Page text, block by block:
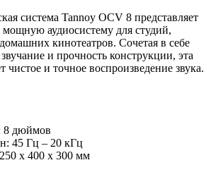
система Tannoy OCV 8 представляет
аудиосистему для студий,
кинотеатров. Сочетая в себе
и прочность конструкции, эта
чистое и точное воспроизведение звука.
8 дюймов
45 Гц – 20 кГц
x 400 x 300 мм